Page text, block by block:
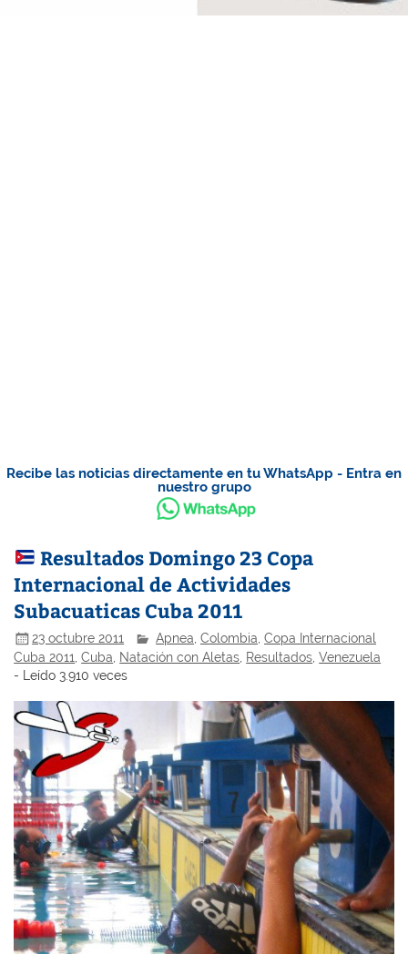
Recibe las noticias directamente en tu WhatsApp - Entra en
nuestro grupo
Resultados Domingo 23 Copa
Internacional de Actividades
Subacuaticas Cuba 2011
23 octubre 2011 Apnea ,Colombia ,Copa Internacional
Cuba 2011,Cuba, Natación con Aletas, Resultados,Venezuela
- Leído 3.910 veces